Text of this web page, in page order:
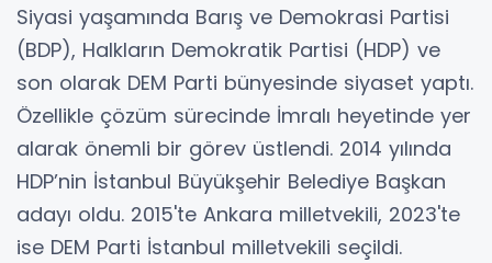
Siyasi yaşamında Barış ve Demokrasi Partisi
(BDP), Halkların Demokratik Partisi (HDP) ve
son olarak DEM Parti bünyesinde siyaset yaptı.
Özellikle çözüm sürecinde İmralı heyetinde yer
alarak önemli bir görev üstlendi. 2014 yılında
HDP’nin İstanbul Büyükşehir Belediye Başkan
adayı oldu. 2015'te Ankara milletvekili, 2023'te
ise DEM Parti İstanbul milletvekili seçildi.